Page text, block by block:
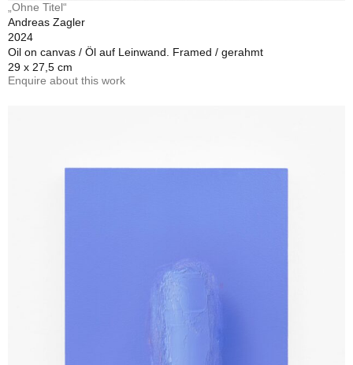
„Ohne Titel“
Andreas Zagler
2024
Oil on canvas / Öl auf Leinwand. Framed / gerahmt
29 x 27,5 cm
Enquire about this work